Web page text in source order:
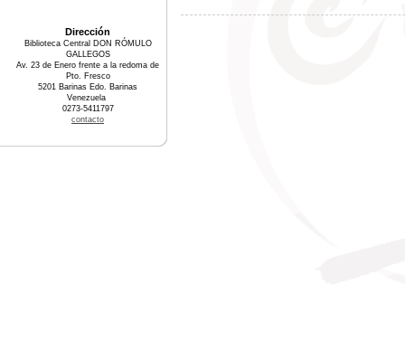
Dirección
Biblioteca Central DON RÓMULO
GALLEGOS
Av. 23 de Enero frente a la redoma de
Pto. Fresco
5201 Barinas Edo. Barinas
Venezuela
0273-5411797
contacto